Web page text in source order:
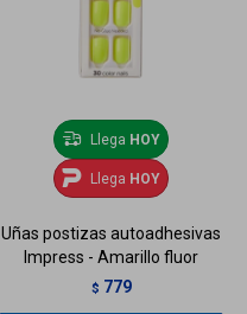
Llega HOY
Llega HOY
Uñas postizas autoadhesivas
Impress - Amarillo fluor
$ 779